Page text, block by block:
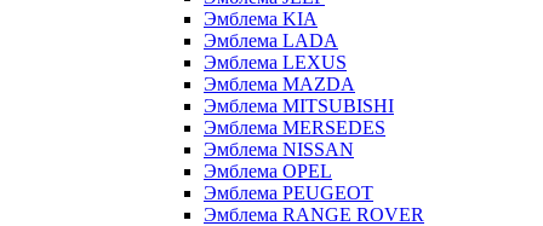
Эмблема KIA
Эмблема LADA
Эмблема LEXUS
Эмблема MAZDA
Эмблема MITSUBISHI
Эмблема MERSEDES
Эмблема NISSAN
Эмблема OPEL
Эмблема PEUGEOT
Эмблема RANGE ROVER